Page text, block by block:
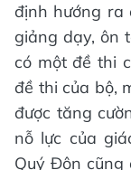
định hướng ra
giảng dạy, ôn
có một đề thi
đề thi của bộ,
được tăng
nỗ lực của
Quý Đôn